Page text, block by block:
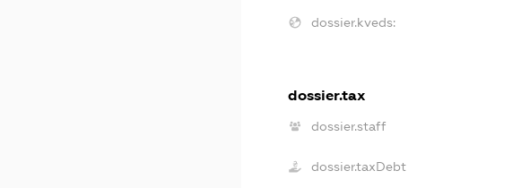
dossier.kveds:
dossier.tax
dossier.staff
dossier.taxDebt